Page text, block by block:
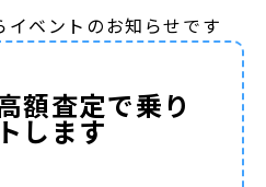
ベントのお知らせです
額査定で乗り
します